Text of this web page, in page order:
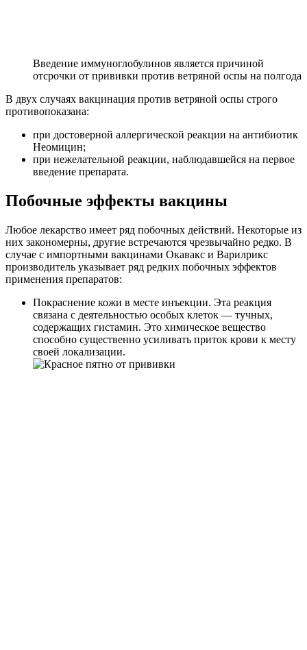
Введение иммуноглобулинов является причиной
отсрочки от прививки против ветряной оспы на полгода
В двух случаях вакцинация против ветряной оспы строго
противопоказана:
при достоверной аллергической реакции на антибиотик
Неомицин;
при нежелательной реакции, наблюдавшейся на первое
введение препарата.
Побочные эффекты вакцины
Любое лекарство имеет ряд побочных действий. Некоторые из
них закономерны, другие встречаются чрезвычайно редко. В
случае с импортными вакцинами Окавакс и Варилрикс
производитель указывает ряд редких побочных эффектов
применения препаратов:
Покраснение кожи в месте инъекции. Эта реакция
связана с деятельностью особых клеток — тучных,
содержащих гистамин. Это химическое вещество
способно существенно усиливать приток крови к месту
своей локализации.